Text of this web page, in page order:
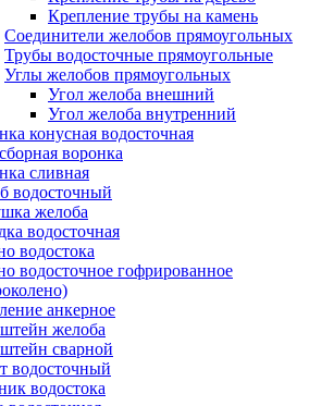
Крепление трубы на камень
Соединители желобов прямоугольных
Трубы водосточные прямоугольные
Углы желобов прямоугольных
Угол желоба внешний
Угол желоба внутренний
конусная водосточная
воронка
сливная
водосточный
желоба
водосточная
водостока
водосточное гофрированное
анкерное
желоба
сварной
водосточный
водостока